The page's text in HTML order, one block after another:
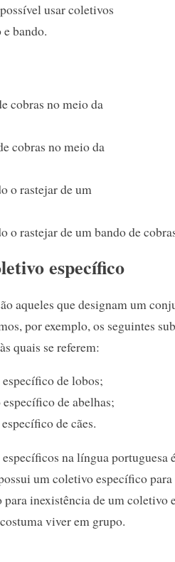
usar coletivos
bando.
cobras no meio da
cobras no meio da
o rastejar de um
o rastejar de um bando de
específico
aqueles que designam um
por exemplo, os seguintes
quais se referem:
de lobos;
de abelhas;
de cães.
na língua portuguesa
um coletivo específico
inexistência de um coletivo
viver em grupo.